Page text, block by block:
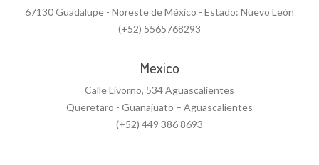
67130 Guadalupe - Noreste de México - Estado: Nuevo León
(+52) 5565768293
Mexico
Calle Livorno, 534 Aguascalientes
Queretaro - Guanajuato – Aguascalientes
(+52) 449 386 8693